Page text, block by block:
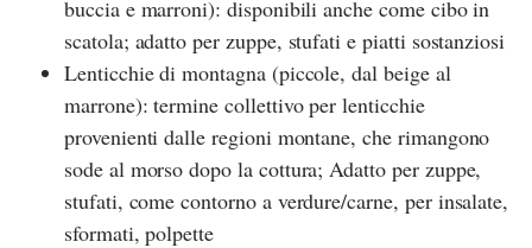
buccia e marroni): disponibili anche come cibo in
scatola; adatto per zuppe, stufati e piatti sostanziosi
Lenticchie di montagna (piccole, dal beige al
marrone): termine collettivo per lenticchie
provenienti dalle regioni montane, che rimangono
sode al morso dopo la cottura; Adatto per zuppe,
stufati, come contorno a verdure/carne, per insalate,
sformati, polpette